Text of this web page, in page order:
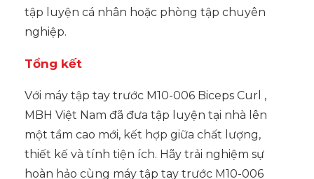
tập luyện cá nhân hoặc phòng tập chuyên
nghiệp.
Tổng kết
Với máy tập tay trước M10-006 Biceps Curl ,
MBH Việt Nam đã đưa tập luyện tại nhà lên
một tầm cao mới, kết hợp giữa chất lượng,
thiết kế và tính tiện ích. Hãy trải nghiệm sự
hoàn hảo cùng máy tập tay trước M10-006